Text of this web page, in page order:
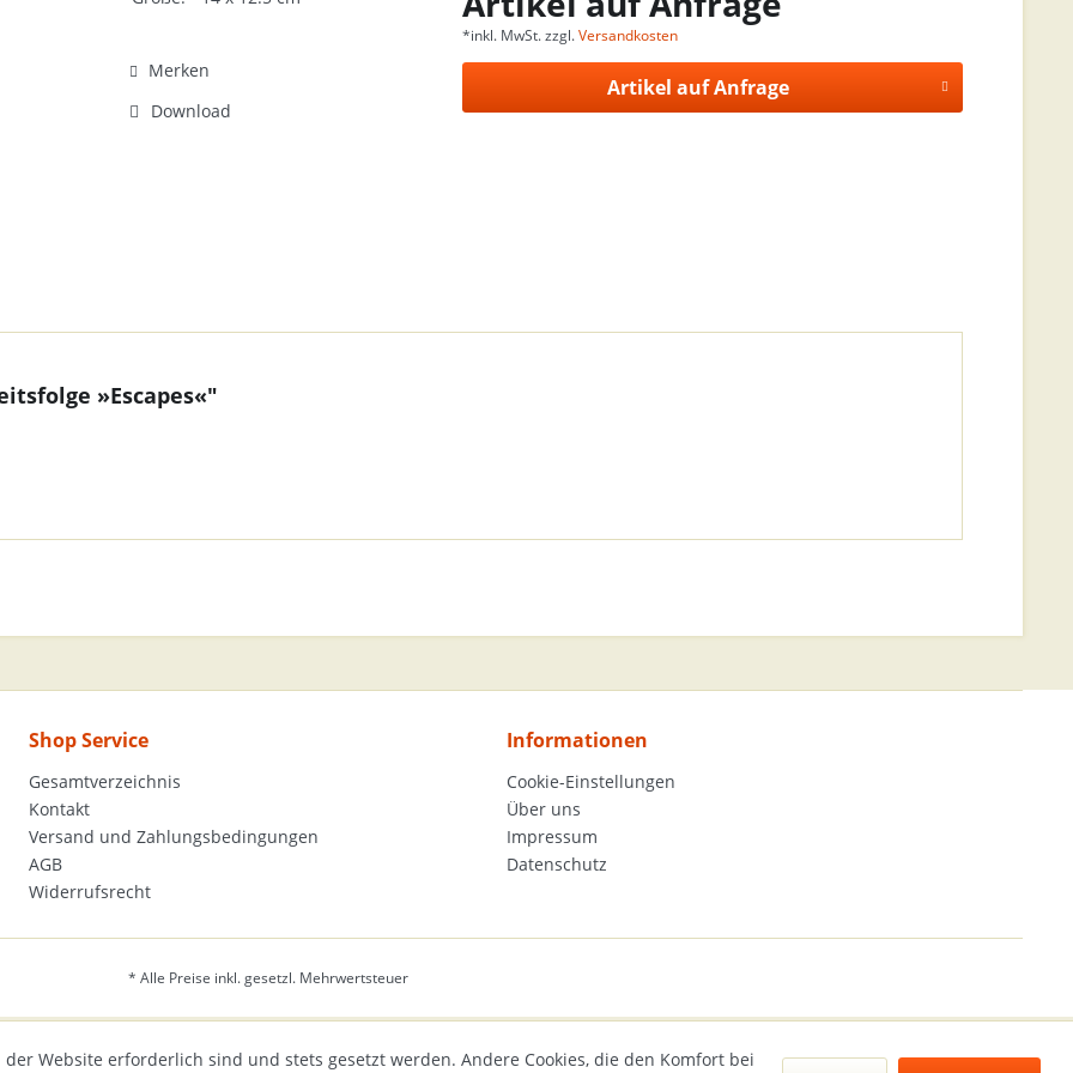
Merken
Download
*inkl. MwSt. zzgl.Versandkosten
Artikel auf Anfrage
»Escapes«"
Shop Service
Gesamtverzeichnis
Kontakt
Versand und Zahlungsbedingungen
AGB
Widerrufsrecht
Informationen
Cookie-Einstellungen
Über uns
Impressum
Datenschutz
* Alle Preise inkl. gesetzl. Mehrwertsteuer
Website erforderlich sind und stets gesetzt werden. Andere Cookies, die den Komfort bei